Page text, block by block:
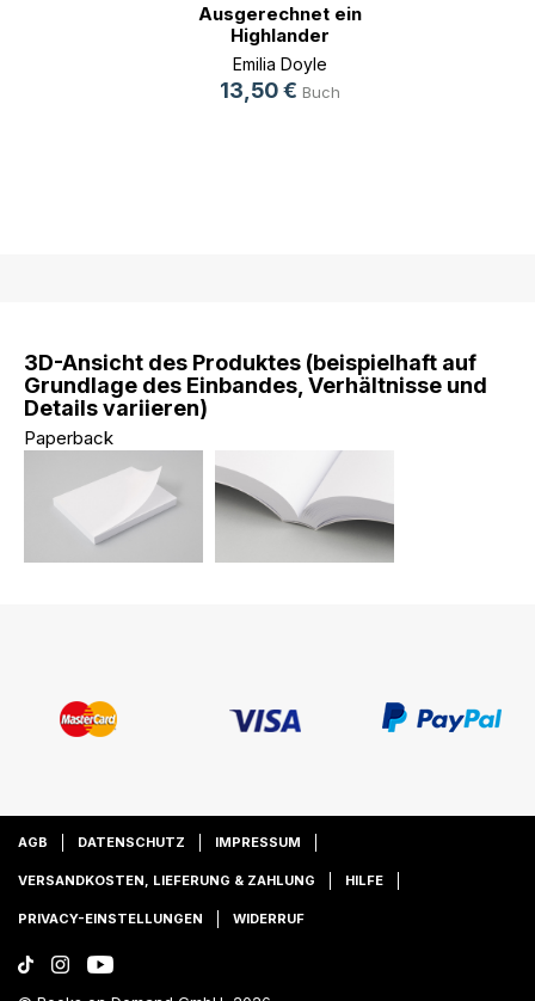
Ausgerechnet ein
Highlander
Emilia Doyle
13,50 € Buch
3D-Ansicht des Produktes (beispielhaft auf
Grundlage des Einbandes, Verhältnisse und
Details variieren)
Paperback
AGB DATENSCHUTZ IMPRESSUM
VERSANDKOSTEN, LIEFERUNG & ZAHLUNG HILFE
PRIVACY-EINSTELLUNGEN WIDERRUF